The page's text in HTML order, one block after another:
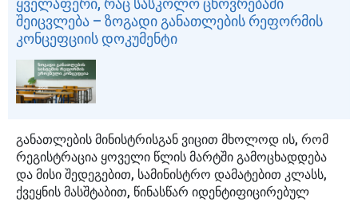
ყველაფერი, რაც სასკოლო ცხოვრებაში
შეიცვლება – ზოგადი განათლების რეფორმის
კონცეფციის დოკუმენტი
განათლების მინისტრისგან ვიცით მხოლოდ ის, რომ
რეგისტრაცია ყოველი წლის მარტში გამოცხადდება
და მისი შედეგებით, სამინისტრო დამატებით კლასს,
ქვეყნის მასშტაბით, წინასწარ იდენტიფიცირებულ